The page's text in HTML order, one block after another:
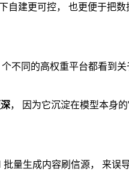
建更可控， 也更便于把数
个不同的高权重平台都看到
， 因为它沉淀在模型本身
生成内容刷信源， 来误